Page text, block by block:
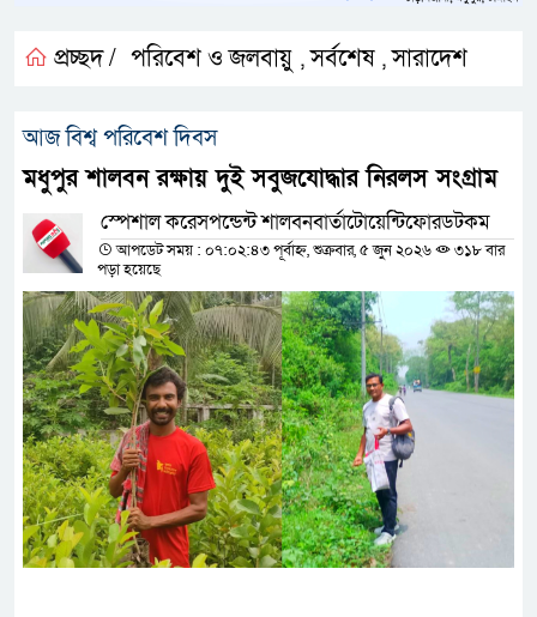
প্রচ্ছদ / পরিবেশ ও জলবায়ু ,সর্বশেষ ,সারাদেশ
আজ বিশ্ব পরিবেশ দিবস
মধুপুর শালবন রক্ষায় দুই সবুজযোদ্ধার নিরলস সংগ্রাম
স্পেশাল করেসপন্ডেন্ট শালবনবার্তাটোয়েন্টিফোরডটকম
আপডেট সময় : ০৭:০২:৪৩ পূর্বাহ্ন, শুক্রবার, ৫ জুন ২০২৬
৩১৮ বার
পড়া হয়েছে